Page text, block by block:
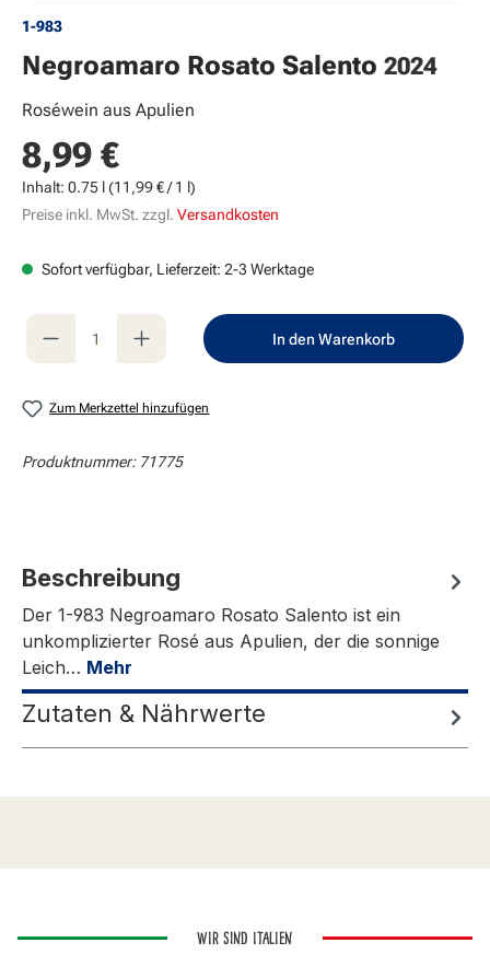
1-983
Negroamaro Rosato Salento 2024
Roséwein aus Apulien
Regulärer Preis:
8,99 €
Inhalt: 0.75 l(11,99 € / 1 l)
Preise inkl. MwSt. zzgl. Versandkosten
Sofort verfügbar, Lieferzeit: 2-3 Werktage
Produkt Anzahl: Gib den gewünschten
In den Warenkorb
Zum Merkzettel hinzufügen
Produktnummer: 71775
Beschreibung
Der 1-983 Negroamaro Rosato Salento ist ein
unkomplizierter Rosé aus Apulien, der die sonnige
Leich… Mehr
Zutaten & Nährwerte
WIR SIND ITALIEN